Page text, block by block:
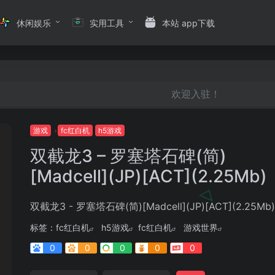
休闲娱乐 实用工具 本站 app下载
欢迎入驻！
游戏 fc红白机 h5游戏
双截龙3 – 罗塞塔石碑(简)
[Madcell](JP)[ACT](2.25Mb)
双截龙3 - 罗塞塔石碑(简)[Madcell](JP)[ACT](2.25Mb)
标签： fc红白机 h5游戏 fc红白机
游戏世界
0
0 0 0 0